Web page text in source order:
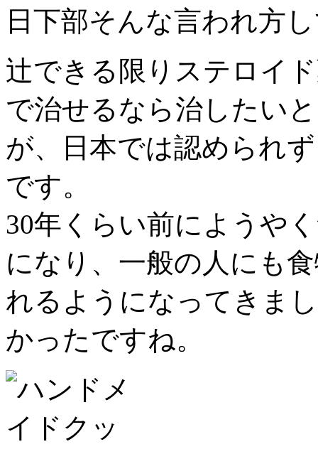
日下部そんな言われ方
辻できる限りステロイ
で治せるなら治したい
が、日本では認められ
です。
30年くらい前にようや
になり、一般の人にも
れるようになってきま
かったですね。